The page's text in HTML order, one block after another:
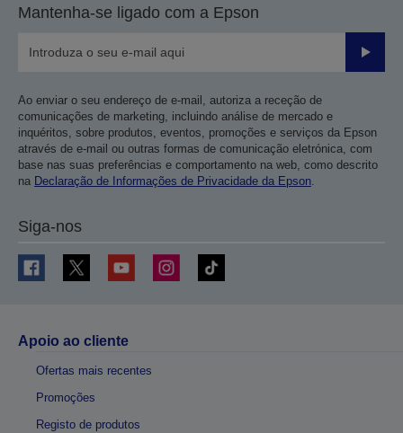
Mantenha-se ligado com a Epson
Enviar
Ao enviar o seu endereço de e-mail, autoriza a receção de
comunicações de marketing, incluindo análise de mercado e
inquéritos, sobre produtos, eventos, promoções e serviços da Epson
através de e-mail ou outras formas de comunicação eletrónica, com
base nas suas preferências e comportamento na web, como descrito
na Declaração de Informações de Privacidade da Epson.
Siga-nos
Apoio ao cliente
Ofertas mais recentes
Promoções
Registo de produtos